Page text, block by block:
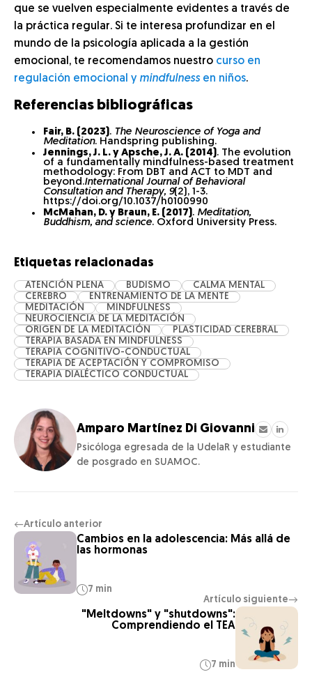
que se vuelven especialmente evidentes a través de
la práctica regular. Si te interesa profundizar en el
mundo de la psicología aplicada a la gestión
emocional, te recomendamos nuestro curso en
regulación emocional y mindfulnessen niños.
Referencias bibliográficas
Fair, B. (2023). The Neuroscience of Yoga and
Meditation. Handspring publishing.
Jennings, J. L. y Apsche, J. A. (2014). The evolution
of a fundamentally mindfulness-based treatment
methodology: From DBT and ACT to MDT and
beyond.International Journal of Behavioral
Consultation and Therapy, 9(2), 1-3.
https://doi.org/10.1037/h0100990
McMahan, D. y Braun, E. (2017). Meditation,
Buddhism, and science. Oxford University Press.
Etiquetas relacionadas
ATENCIÓN PLENA BUDISMO
CALMA MENTAL
CEREBRO
ENTRENAMIENTO DE LA MENTE
MEDITACIÓN
MINDFULNESS
NEUROCIENCIA DE LA MEDITACIÓN
ORIGEN DE LA MEDITACIÓN
PLASTICIDAD CEREBRAL
TERAPIA BASADA EN MINDFULNESS
TERAPIA COGNITIVO-CONDUCTUAL
TERAPIA DE ACEPTACIÓN Y COMPROMISO
TERAPIA DIALÉCTICO CONDUCTUAL
Amparo Martínez Di Giovanni
Psicóloga egresada de la UdelaR y estudiante
de posgrado en SUAMOC.
←Artículo anterior
Cambios en la adolescencia: Más allá de
las hormonas
7 min
Artículo siguiente→
"Meltdowns" y "shutdowns":
Comprendiendo el TEA
7 min